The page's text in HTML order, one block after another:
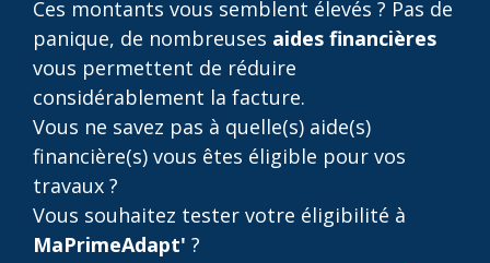
Ces montants vous semblent élevés ? Pas de
panique, de nombreuses aides financières
vous permettent de réduire
considérablement la facture.
Vous ne savez pas à quelle(s) aide(s)
financière(s) vous êtes éligible pour vos
travaux ?
Vous souhaitez tester votre éligibilité à
MaPrimeAdapt' ?